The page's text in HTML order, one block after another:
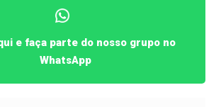
e faça parte do nosso grupo no
WhatsApp